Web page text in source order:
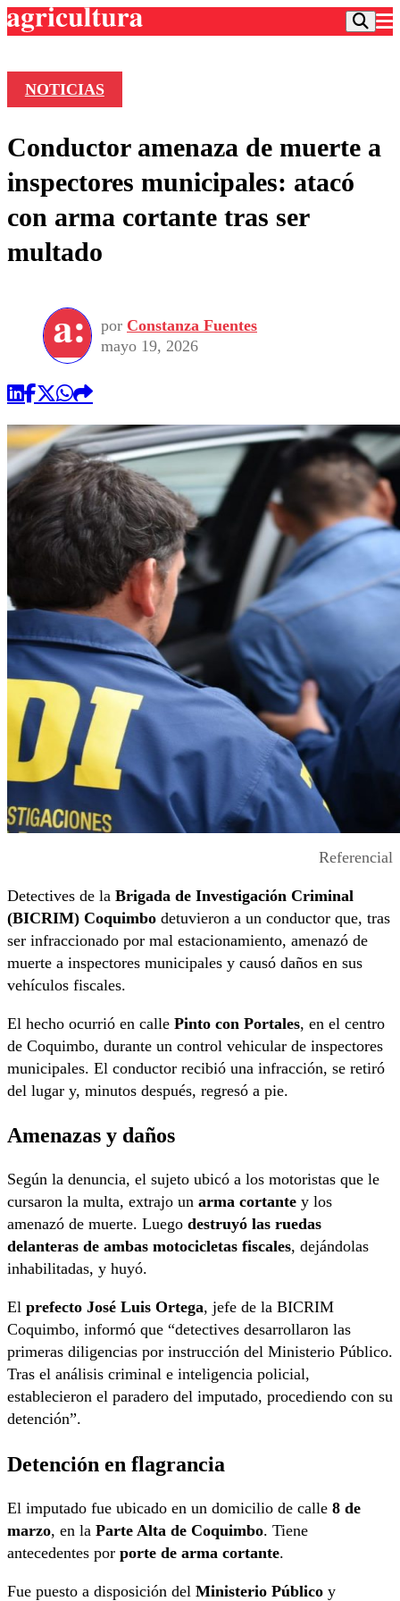
Frecuencias
Agricultura TV
Deportes
Colo Colo
Torneo Internacional
Torneo Nacional
Entretención
Internacional
Nacional
Programas
Comercial
NOTICIAS
Conductor amenaza de muerte a
inspectores municipales: atacó
con arma cortante tras ser
multado
por Constanza Fuentes
mayo 19, 2026
Referencial
Detectives de la Brigada de Investigación Criminal
(BICRIM) Coquimbo detuvieron a un conductor que, tras
ser infraccionado por mal estacionamiento, amenazó de
muerte a inspectores municipales y causó daños en sus
vehículos fiscales.
El hecho ocurrió en calle Pinto con Portales, en el centro
de Coquimbo, durante un control vehicular de inspectores
municipales. El conductor recibió una infracción, se retiró
del lugar y, minutos después, regresó a pie.
Amenazas y daños
Según la denuncia, el sujeto ubicó a los motoristas que le
cursaron la multa, extrajo un arma cortante y los
amenazó de muerte. Luego destruyó las ruedas
delanteras de ambas motocicletas fiscales, dejándolas
inhabilitadas, y huyó.
El prefecto José Luis Ortega, jefe de la BICRIM
Coquimbo, informó que “detectives desarrollaron las
primeras diligencias por instrucción del Ministerio Público.
Tras el análisis criminal e inteligencia policial,
establecieron el paradero del imputado, procediendo con su
detención”.
Detención en flagrancia
El imputado fue ubicado en un domicilio de calle 8 de
marzo, en la Parte Alta de Coquimbo. Tiene
antecedentes por porte de arma cortante.
Fue puesto a disposición del Ministerio Público y